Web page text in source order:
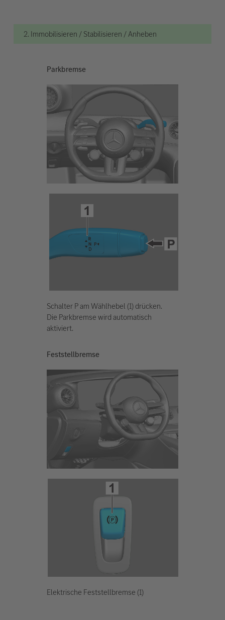
2. Immobilisieren / Stabilisieren / Anheben
Parkbremse
Schalter P am Wählhebel (1) drücken.
Die Parkbremse wird automatisch
aktiviert.
Feststellbremse
Elektrische Feststellbremse (1)